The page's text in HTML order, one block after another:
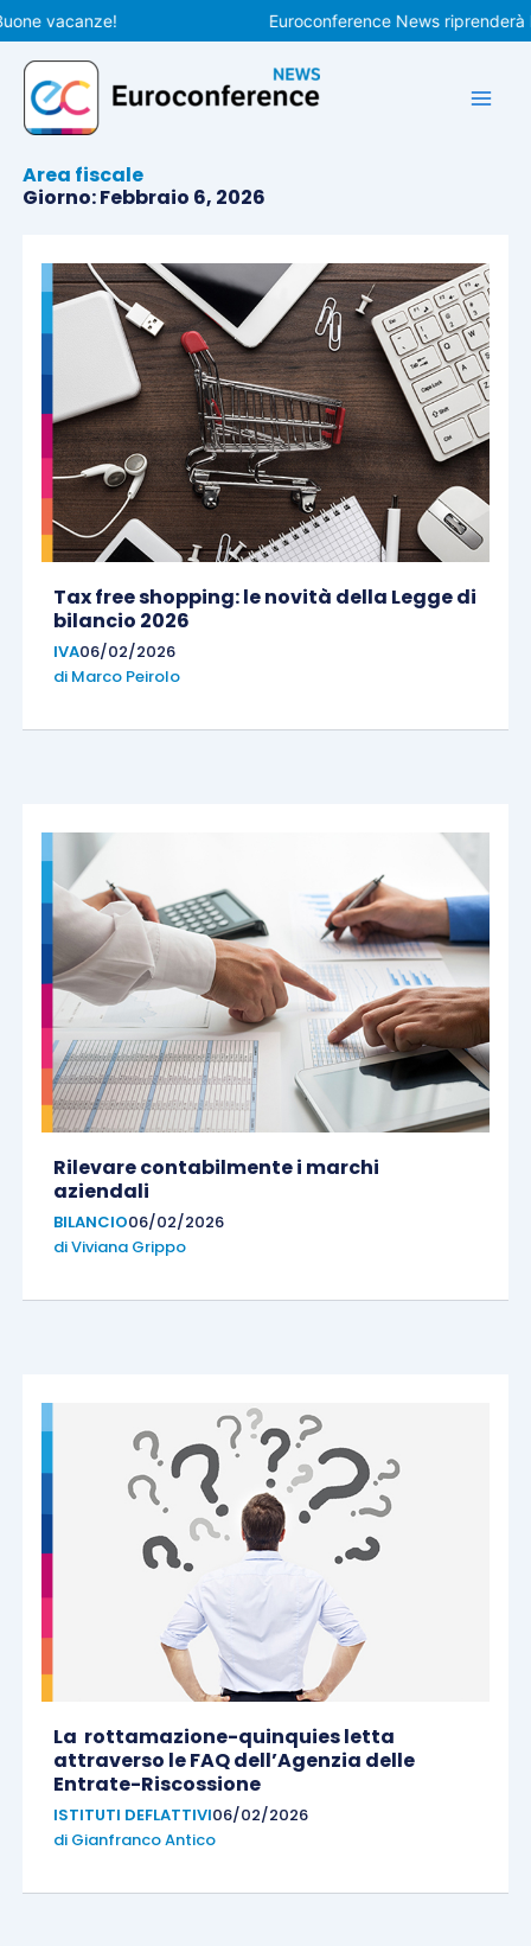
Vai
al
contenuto
vacanze! Euroconference News riprenderà le
Area fiscale
Giorno: Febbraio 6, 2026
Tax free shopping: le novità della Legge di
bilancio 2026
IVA06/02/2026
di Marco Peirolo
Rilevare contabilmente i marchi
aziendali
BILANCIO06/02/2026
diViviana Grippo
La rottamazione-quinquies letta
attraverso le FAQ dell’Agenzia delle
Entrate-Riscossione
ISTITUTI DEFLATTIVI06/02/2026
di Gianfranco Antico